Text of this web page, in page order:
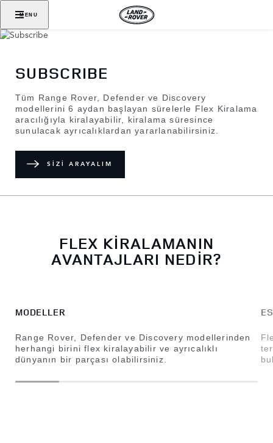
MENU
SUBSCRIBE
Tüm Range Rover, Defender ve Discovery
modellerini 6 aydan başlayan sürelerle Flex Kiralama
aracılığıyla kiralayabilir, kiralama süresince
sunulacak ayrıcalıklardan yararlanabilirsiniz.
SİZİ ARAYALIM
FLEX KİRALAMANIN
AVANTAJLARI NEDİR?
MODELLER
Range Rover, Defender ve Discovery modellerinden
herhangi birini flex kiralayabilir ve ayrıcalıklı
dünyanın bir parçası olabilirsiniz.